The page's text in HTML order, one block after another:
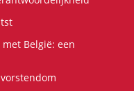
België: een